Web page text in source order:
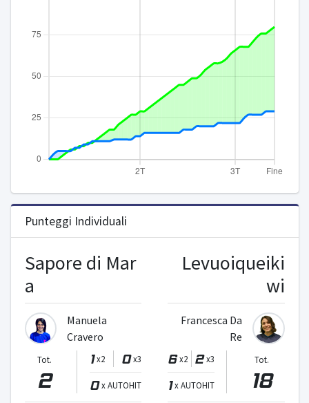
Punteggi Individuali
Sapore di Mar
a
Manuela
Cravero
Tot.
2
1 x2 0 x3
0 x AUTOHIT
Levuoiqueiki
wi
Francesca Da
Re
6 x2 2 x3
1 x AUTOHIT
Tot.
18